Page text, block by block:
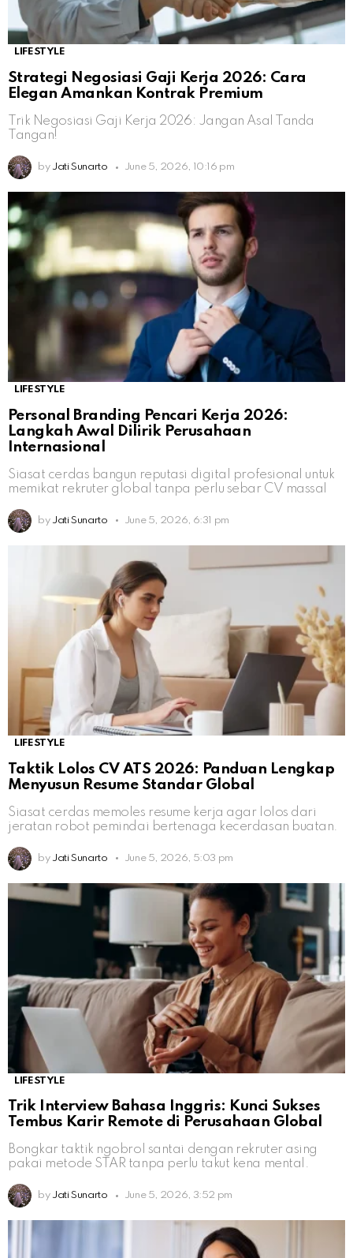
LIFESTYLE
Strategi Negosiasi Gaji Kerja 2026: Cara
Elegan Amankan Kontrak Premium
Trik Negosiasi Gaji Kerja 2026: Jangan Asal Tanda
Tangan!
by Jati Sunarto June 5, 2026, 10:16 pm
LIFESTYLE
Personal Branding Pencari Kerja 2026:
Langkah Awal Dilirik Perusahaan
Internasional
Siasat cerdas bangun reputasi digital profesional untuk
memikat rekruter global tanpa perlu sebar CV massal
by Jati Sunarto June 5, 2026, 6:31 pm
LIFESTYLE
Taktik Lolos CV ATS 2026: Panduan Lengkap
Menyusun Resume Standar Global
Siasat cerdas memoles resume kerja agar lolos dari
jeratan robot pemindai bertenaga kecerdasan buatan.
by Jati Sunarto June 5, 2026, 5:03 pm
LIFESTYLE
Trik Interview Bahasa Inggris: Kunci Sukses
Tembus Karir Remote di Perusahaan Global
Bongkar taktik ngobrol santai dengan rekruter asing
pakai metode STAR tanpa perlu takut kena mental.
by Jati Sunarto June 5, 2026, 3:52 pm